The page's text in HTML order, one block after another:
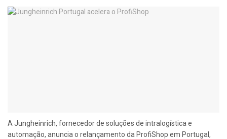
A Jungheinrich, fornecedor de soluções de intralogística e
automação, anuncia o relançamento da ProfiShop em Portugal,